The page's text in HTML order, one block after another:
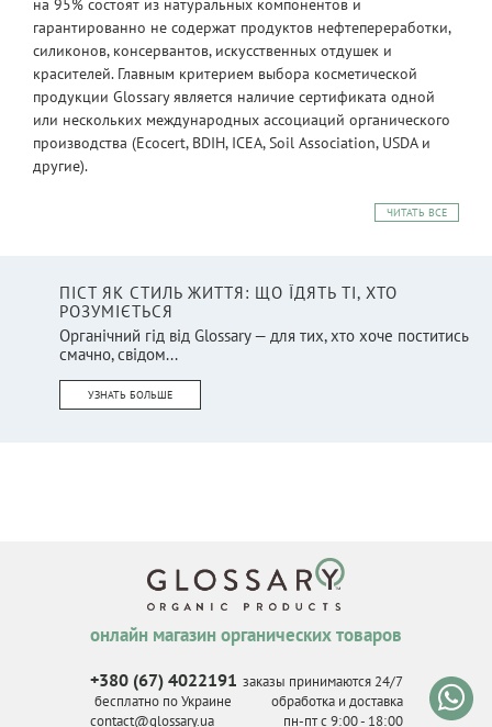
на 95% состоят из натуральных компонентов и
гарантированно не содержат продуктов нефтепереработки,
силиконов, консервантов, искусственных отдушек и
красителей. Главным критерием выбора косметической
продукции Glossary является наличие сертификата одной
или нескольких международных ассоциаций органического
производства (Ecocert, BDIH, ICEA, Soil Association, USDA и
другие).
ЧИТАТЬ ВСЕ
ПІСТ ЯК СТИЛЬ ЖИТТЯ: ЩО ЇДЯТЬ ТІ, ХТО
РОЗУМІЄТЬСЯ
Органічний гід від Glossary — для тих, хто хоче поститись
смачно, свідом...
УЗНАТЬ БОЛЬШЕ
онлайн магазин органических товаров
+380 (67) 4022191
бесплатно по Украине
contact@glossary.ua
заказы принимаются 24/7
обработка и доставка
пн-пт с 9:00 - 18:00